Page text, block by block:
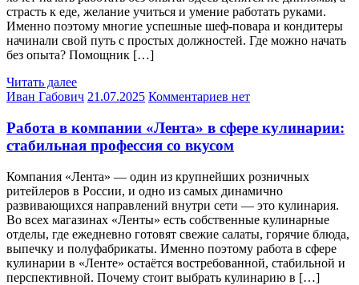
страсть к еде, желание учиться и умение работать руками.
Именно поэтому многие успешные шеф-повара и кондитеры
начинали свой путь с простых должностей. Где можно начать
без опыта? Помощник […]
Читать далее
Иван Габович 21.07.2025 Комментариев нет
Работа в компании «Лента» в сфере кулинарии:
стабильная профессия со вкусом
Компания «Лента» — один из крупнейших розничных
ритейлеров в России, и одно из самых динамично
развивающихся направлений внутри сети — это кулинария.
Во всех магазинах «Ленты» есть собственные кулинарные
отделы, где ежедневно готовят свежие салаты, горячие блюда,
выпечку и полуфабрикаты. Именно поэтому работа в сфере
кулинарии в «Ленте» остаётся востребованной, стабильной и
перспективной. Почему стоит выбрать кулинарию в […]